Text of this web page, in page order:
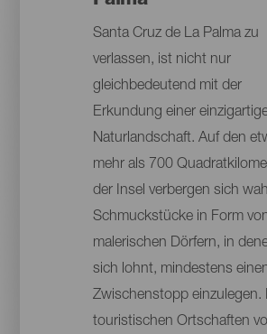
Santa Cruz de La Palma zu
verlassen, ist nicht nur
gleichbedeutend mit der
Erkundung einer
Naturlandschaft. Auf den
mehr als 700
der Insel verbergen sich
Schmuckstücke in Form
malerischen Dörfern, in
sich lohnt, mindestens
Zwischenstopp einzulegen.
touristischen Ortschaften